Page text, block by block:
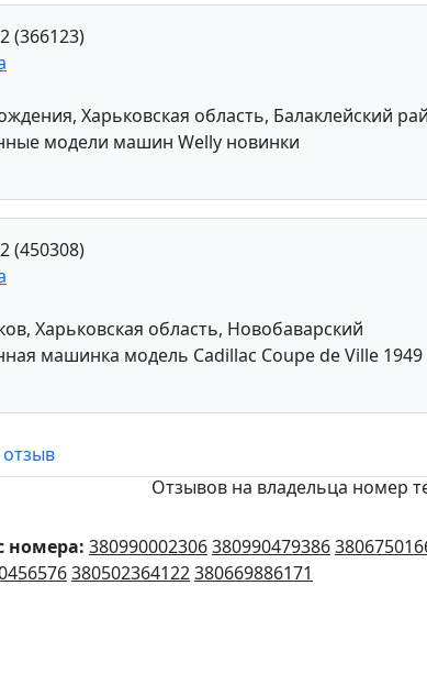
(366123)
Харьковская область, Балаклейский
модели машин Welly новинки
(450308)
Харьковская область, Новобаварский
машинка модель Cadillac Coupe de Ville 1949
Отзывов на владельца номер
номера: 380990002306380990479386
380502364122380669886171